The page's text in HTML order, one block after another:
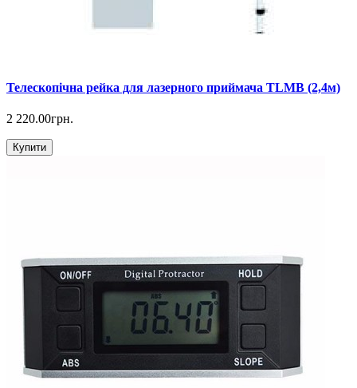
Телескопічна рейка для лазерного приймача TLMB (2,4м)
2 220.00грн.
Купити